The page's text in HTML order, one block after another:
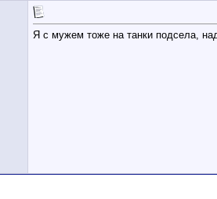
Я с мужем тоже на танки подсела,